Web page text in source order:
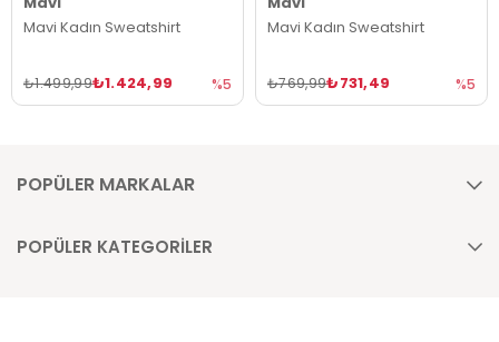
Mavi Kadın Sweatshirt
₺1.424,99
₺1.499,99 %5
Mavi Kadın Sweatshirt
₺731,49
₺769,99 %5
POPÜLER MARKALAR
POPÜLER KATEGORİLER